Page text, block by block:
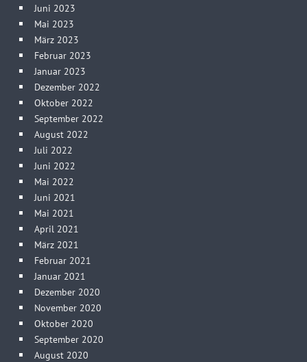
Juni 2023
Mai 2023
März 2023
Februar 2023
Januar 2023
Dezember 2022
Oktober 2022
September 2022
August 2022
Juli 2022
Juni 2022
Mai 2022
Juni 2021
Mai 2021
April 2021
März 2021
Februar 2021
Januar 2021
Dezember 2020
November 2020
Oktober 2020
September 2020
August 2020